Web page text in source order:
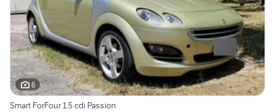
6
Smart ForFour 1.5 cdi Passion